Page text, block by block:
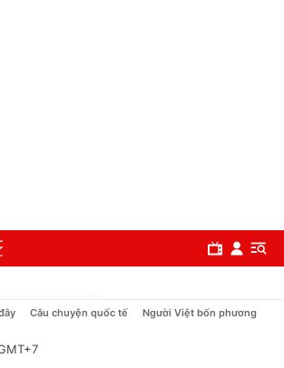
Câu chuyện quốc tế Người Việt bốn phương